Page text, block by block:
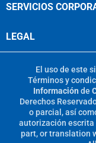
SERVICIOS
LEGAL
El uso de este
Términos y
Información de
Derechos
o parcial, así
autorización escrita
part, or translation